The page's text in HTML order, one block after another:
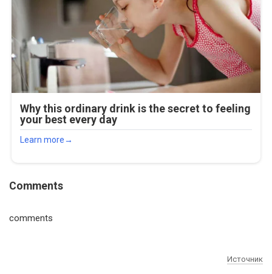
Comments
comments
Источник